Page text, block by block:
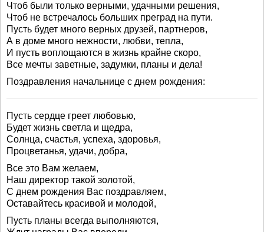
Чтоб были только верными, удачными решения,
Чтоб не встречалось больших преград на пути.
Пусть будет много верных друзей, партнеров,
А в доме много нежности, любви, тепла,
И пусть воплощаются в жизнь крайне скоро,
Все мечты заветные, задумки, планы и дела!
Поздравления начальнице с днем рождения:
Пусть сердце греет любовью,
Будет жизнь светла и щедра,
Солнца, счастья, успеха, здоровья,
Процветанья, удачи, добра,
Все это Вам желаем,
Наш директор такой золотой,
С днем рождения Вас поздравляем,
Оставайтесь красивой и молодой,
Пусть планы всегда выполняются,